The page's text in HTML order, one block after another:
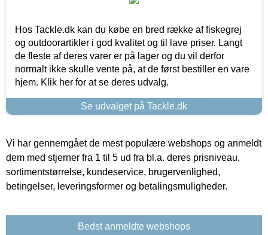
Hos Tackle.dk kan du købe en bred række af fiskegrej
og outdoorartikler i god kvalitet og til lave priser. Langt
de fleste af deres varer er på lager og du vil derfor
normalt ikke skulle vente på, at de først bestiller en vare
hjem. Klik her for at se deres udvalg.
Se udvalget på Tackle.dk
Vi har gennemgået de mest populære webshops og anmeldt
dem med stjerner fra 1 til 5 ud fra bl.a. deres prisniveau,
sortimentstørrelse, kundeservice, brugervenlighed,
betingelser, leveringsformer og betalingsmuligheder.
Bedst anmeldte webshops